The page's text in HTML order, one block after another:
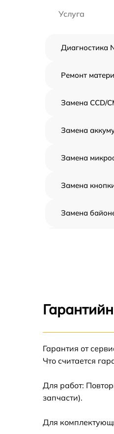
Услуга
Диагностика
Ремонт
Замена CCD/
Замена
Замена
Замена
Замена
Замена
Гарантия от
Что считается
Для работ:
запчасти).
Для